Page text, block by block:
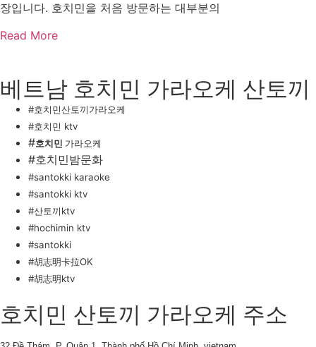
장입니다. 호치민을 처음 방문하는 대부분의
Read More
베트남 호치민 가라오케 산토끼
#호치민산토끼가라오케
#호치민 ktv
#호치민 가라오케
#호치민밤문화
#santokki karaoke
#santokki ktv
#산토끼ktv
#hochimin ktv
#santokki
#胡志明卡拉OK
#胡志明ktv
호치민 산토끼 가라오케 주소